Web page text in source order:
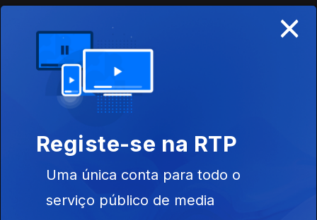
aviso do Presidente
16h Escolas aguardam resultados das
07 ago. 2026
15h Algumas escolas já comecaram a receber
×
Registe-se na RTP
Uma única conta para todo o
serviço público de media